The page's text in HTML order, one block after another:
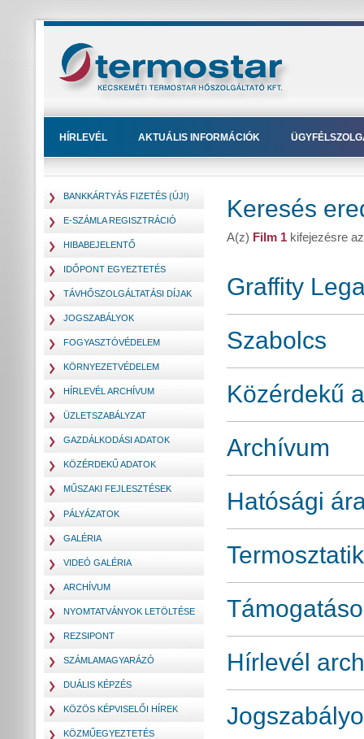
HÍRLEVÉL AKTUÁLIS INFORMÁCIÓK
BANKKÁRTYÁS FIZETÉS (ÚJ!)
E-SZÁMLA REGISZTRÁCIÓ
HIBABEJELENTŐ
IDŐPONT EGYEZTETÉS
TÁVHŐSZOLGÁLTATÁSI DÍJAK
JOGSZABÁLYOK
FOGYASZTÓVÉDELEM
KÖRNYEZETVÉDELEM
HÍRLEVÉL ARCHÍVUM
ÜZLETSZABÁLYZAT
GAZDÁLKODÁSI ADATOK
KÖZÉRDEKŰ ADATOK
MŰSZAKI FEJLESZTÉSEK
PÁLYÁZATOK
GALÉRIA
VIDEÓ GALÉRIA
ARCHÍVUM
NYOMTATVÁNYOK LETÖLTÉSE
REZSIPONT
SZÁMLAMAGYARÁZÓ
DUÁLIS KÉPZÉS
KÖZÖS KÉPVISELŐI HÍREK
KÖZMŰEGYEZTETÉS
Keresés
A(z) Film 1 kifejezésre
Graffity
Szabolcs
Közérdekű
Archívum
Hatósági
Hírlevél